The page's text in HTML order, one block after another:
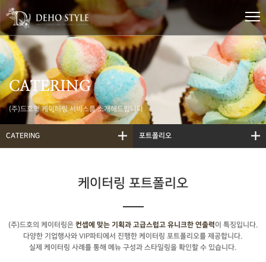
CATERING
(주)드호의 케이터링 서비스를 소개해드립니다
CATERING 포트폴리오
케이터링 포트폴리오
(주)드호의 케이터링은 컨셉에 맞는 기획과 고급스럽고 유니크한 연출력이 특징입니다.
다양한 기업행사와 VIP파티에서 진행한 케이터링 포트폴리오를 제공합니다.
실제 케이터링 사례를 통해 메뉴 구성과 스타일링을 확인할 수 있습니다.